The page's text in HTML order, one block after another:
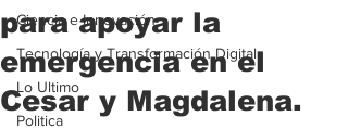
Ciencia e Innovación
Tecnología y Transformación Digital
Lo Ultimo
Politica
para apoyar la
emergencia en el
Cesar y Magdalena.